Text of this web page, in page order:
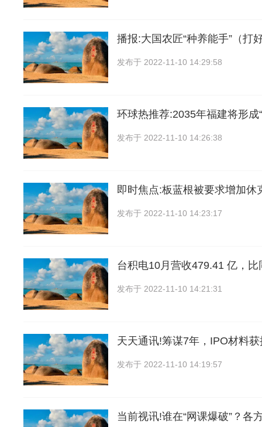
播报:大国农匠“种养能手”（打
发布于 2022-11-10 14:29:58
环球热推荐:2035年福建将形成
发布于 2022-11-10 14:26:38
即时焦点:板蓝根被要求增加休
发布于 2022-11-10 14:23:17
台积电10月营收479.41 亿，比
发布于 2022-11-10 14:21:31
天天通讯!筹谋7年，IPO材料
发布于 2022-11-10 14:19:57
当前视讯!谁在“网课爆破”？各